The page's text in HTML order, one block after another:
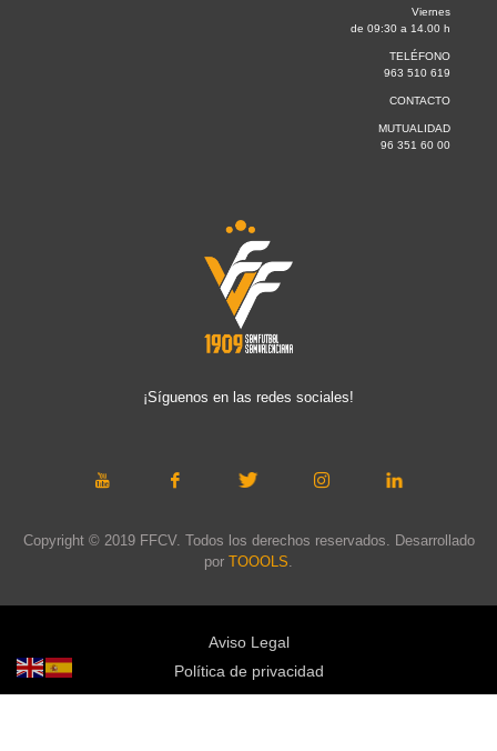
Viernes
de 09:30 a 14.00 h
TELÉFONO
963 510 619
CONTACTO
MUTUALIDAD
96 351 60 00
¡Síguenos en las redes sociales!
Copyright © 2019 FFCV. Todos los derechos reservados. Desarrollado
por TOOOLS
Aviso Legal
Política de privacidad
Política de cookies